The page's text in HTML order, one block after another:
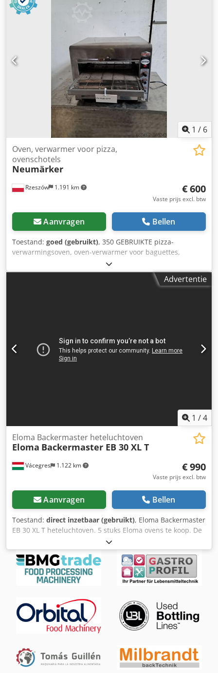
prijs per oven. WIJ SPREKEN ENGELS, DUITS, FRANS,
RUSSISCH, OEKRAÏENS.
1 / 6
Rzeszów 1.191 km
Oven, verwarmer voor pizza,
ovenschotels
Neumärker
€ 600
Vaste prijs excl. btw
Aanvragen Bellen
Toestand: goed (gebruikt), 350 GEBRUIKTE pizza-
verwarmingsoven, oven-verwarmer voor baguettes,
verwarmingsunit TECHNISCHE GEGEVENS: - vermogen 3,6
kW - spanning 230 V. BUITENAFMETINGEN (in cm): -
breedte: 60, - hoogte: 53, - lengte: 60 Het apparaat is ter
op voorraad: etageovens, rotatieovens, gas, olie, elektrisch,
van diverse merken. Wij bieden ook machines,
bakkerijapparatuur, broodjes- en broodlijnen. Bekijk ons
Advertentie
1 /4
Vácegres 1.122 km
Eloma Backermaster heteluchtoven
Eloma Backermaster EB 30 XL T
€ 990
Vaste prijs excl. btw
Aanvragen Bellen
Toestand: direct inzetbaar (gebruikt), Eloma Backermaster
EB 30 XL T heteluchtoven. 5 stuks Eloma ovens te koop. De
prijs is per stuk. Direct gebruiksklaar. Gevestigd in
Vácegres, Hongarije (EU). Cjdoyldakjpfx Anzeha